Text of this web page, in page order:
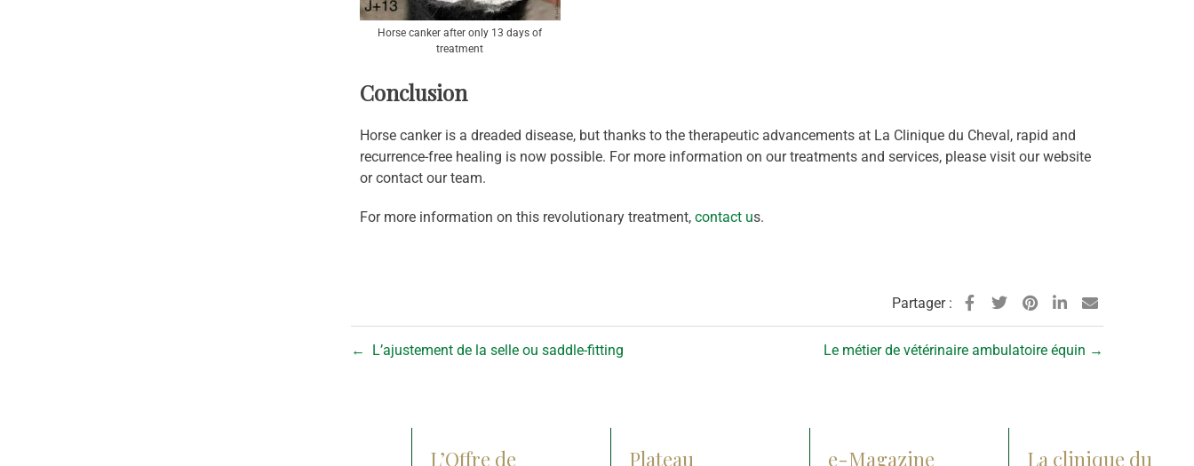
Horse canker after only 13 days of
treatment
Conclusion
Horse canker is a dreaded disease, but thanks to the therapeutic advancements at La Clinique du Cheval, rapid and
recurrence-free healing is now possible. For more information on our treatments and services, please visit our website
or contact our team.
For more information on this revolutionary treatment, contact us.
Partager :
← L’ajustement de la selle ou saddle-fitting Le métier de vétérinaire ambulatoire équin →
L’Offre de Plateau e-Magazine La clinique du